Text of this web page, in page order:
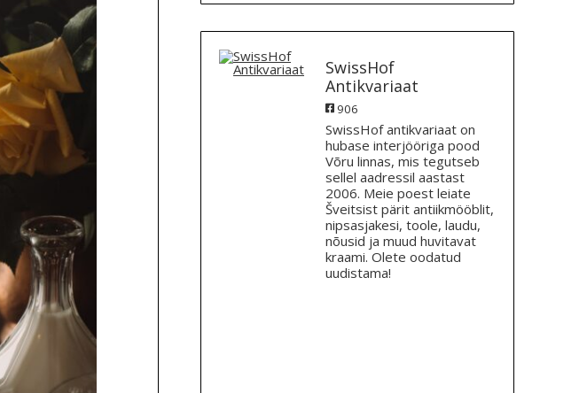
SwissHof
Antikvariaat
906
SwissHof antikvariaat on
hubase interjööriga pood
Võru linnas, mis tegutseb
sellel aadressil aastast
2006. Meie poest leiate
Šveitsist pärit antiikmööblit,
nipsasjakesi, toole, laudu,
nõusid ja muud huvitavat
kraami. Olete oodatud
uudistama!